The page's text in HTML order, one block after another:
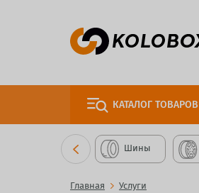
КАТАЛОГ ТОВАРОВ
Шины
Главная Услуги